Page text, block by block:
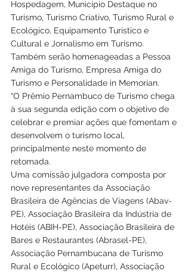
Hospedagem, Município Destaque no
Turismo, Turismo Criativo, Turismo Rural e
Ecológico, Equipamento Turístico e
Cultural e Jornalismo em Turismo.
Também serão homenageadas a Pessoa
Amiga do Turismo, Empresa Amiga do
Turismo e Personalidade in Memorian.
“O Prêmio Pernambuco de Turismo chega
à sua segunda edição com o objetivo de
celebrar e premiar ações que fomentam e
desenvolvem o turismo local,
principalmente neste momento de
retomada.
Uma comissão julgadora composta por
nove representantes da Associação
Brasileira de Agências de Viagens (Abav-
PE), Associação Brasileira da Indústria de
Hotéis (ABIH-PE), Associação Brasileira de
Bares e Restaurantes (Abrasel-PE),
Associação Pernambucana de Turismo
Rural e Ecológico (Apeturr), Associação